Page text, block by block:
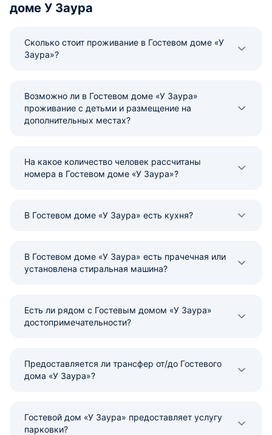
доме У Заура
Сколько стоит проживание в Гостевом доме «У
Заура»?
Возможно ли в Гостевом доме «У Заура»
проживание с детьми и размещение на
дополнительных местах?
На какое количество человек рассчитаны
номера в Гостевом доме «У Заура»?
В Гостевом доме «У Заура» есть кухня?
В Гостевом доме «У Заура» есть прачечная или
установлена стиральная машина?
Есть ли рядом с Гостевым домом «У Заура»
достопримечательности?
Предоставляется ли трансфер от/до Гостевого
дома «У Заура»?
Гостевой дом «У Заура» предоставляет услугу
парковки?